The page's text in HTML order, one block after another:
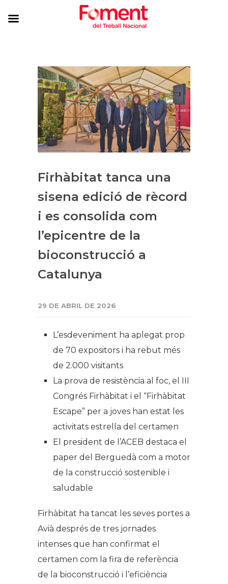
Firhàbitat tanca una
sisena edició de rècord
i es consolida com
l’epicentre de la
bioconstrucció a
Catalunya
29 DE ABRIL DE 2026
L’esdeveniment ha aplegat prop
de 70 expositors i ha rebut més
de 2.000 visitants
La prova de resistència al foc, el III
Congrés Firhàbitat i el “Firhàbitat
Escape” per a joves han estat les
activitats estrella del certamen
El president de l’ACEB destaca el
paper del Berguedà com a motor
de la construcció sostenible i
saludable
Firhàbitat ha tancat les seves portes a
Avià després de tres jornades
intenses que han confirmat el
certamen com la fira de referència
de la bioconstrucció i l’eficiència